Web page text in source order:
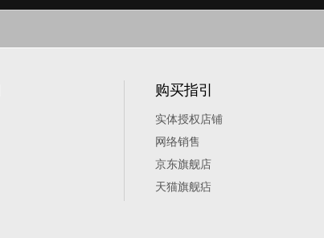
购买指引
实体授权店铺
网络销售
京东旗舰店
天猫旗舰痁